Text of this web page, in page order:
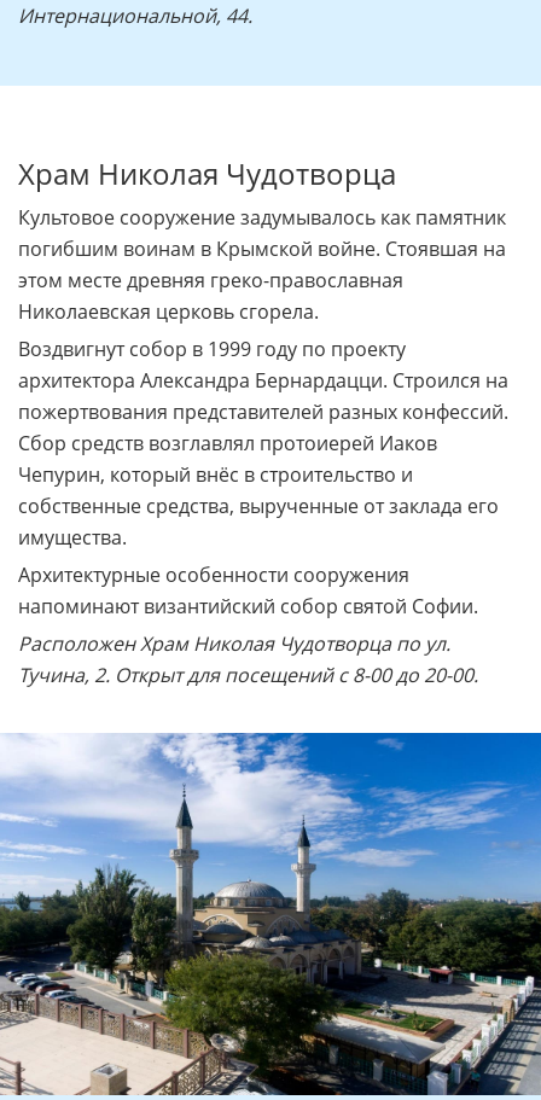
Интернациональной, 44.
Храм Николая Чудотворца
Культовое сооружение задумывалось как памятник
погибшим воинам в Крымской войне. Стоявшая на
этом месте древняя греко-православная
Николаевская церковь сгорела.
Воздвигнут собор в 1999 году по проекту
архитектора Александра Бернардацци. Строился на
пожертвования представителей разных конфессий.
Сбор средств возглавлял протоиерей Иаков
Чепурин, который внёс в строительство и
собственные средства, вырученные от заклада его
имущества.
Архитектурные особенности сооружения
напоминают византийский собор святой Софии.
Расположен Храм Николая Чудотворца по ул.
Тучина, 2. Открыт для посещений с 8-00 до 20-00.